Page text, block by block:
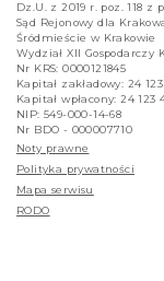
Dz.U. z 2019 r. poz. 118 z
Sąd Rejonowy dla
Śródmieście w Krakowie
Wydział XII Gospodarczy
Nr KRS: 0000121845
Kapitał zakładowy: 24
Kapitał wpłacony: 24 123
NIP: 549-000-14-68
Nr BDO - 000007710
Noty prawne
Polityka prywatności
Mapa serwisu
RODO